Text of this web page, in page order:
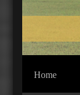
Home